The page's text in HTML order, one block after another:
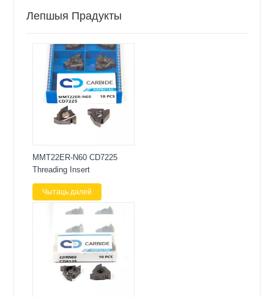
Лепшыя Прадукты
MMT22ER-N60 CD7225
Threading Insert
Чытаць далей